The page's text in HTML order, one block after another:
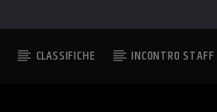
CLASSIFICHE INCONTRO STAFF